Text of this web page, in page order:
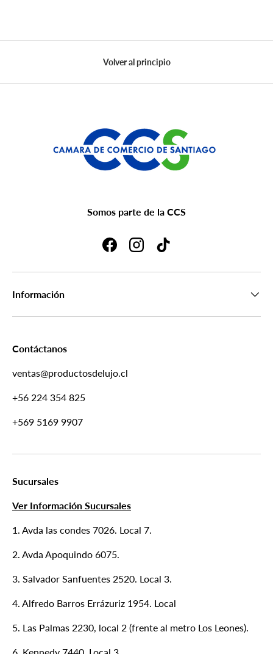
Volver al principio
Somos parte de la CCS
FacebookInstagramTikTok
Información
Contáctanos
ventas@productosdelujo.cl
+56 224 354 825
+569 5169 9907
Sucursales
Ver Información Sucursales
1. Avda las condes 7026. Local 7.
2. Avda Apoquindo 6075.
3. Salvador Sanfuentes 2520. Local 3.
4. Alfredo Barros Errázuriz 1954. Local
5. Las Palmas 2230, local 2 (frente al metro Los Leones).